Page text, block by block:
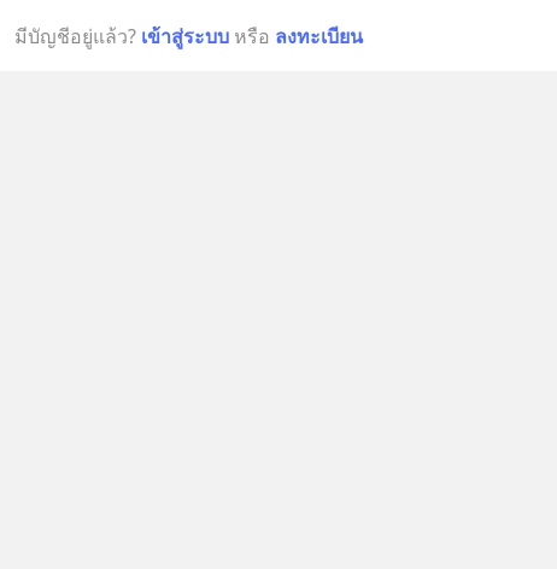
มีบัญชีอยู่แล้ว? เข้าสู่ระบบ หรือ ลงทะเบียน